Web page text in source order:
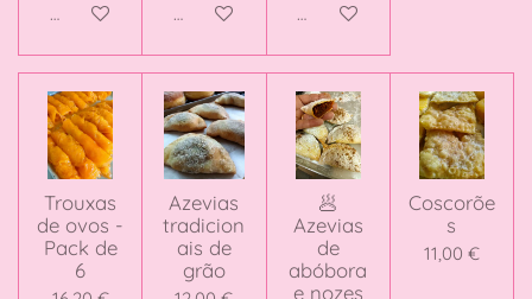
Adicionar ao carrinhoAdicionar ao carrinhoAdicionar ao carrinho
Trouxas
de ovos -
Pack de
6
Azevias
tradicion
ais de
grão
🥟
Azevias
de
abóbora
e nozes
Coscorõe
s
11,00 €